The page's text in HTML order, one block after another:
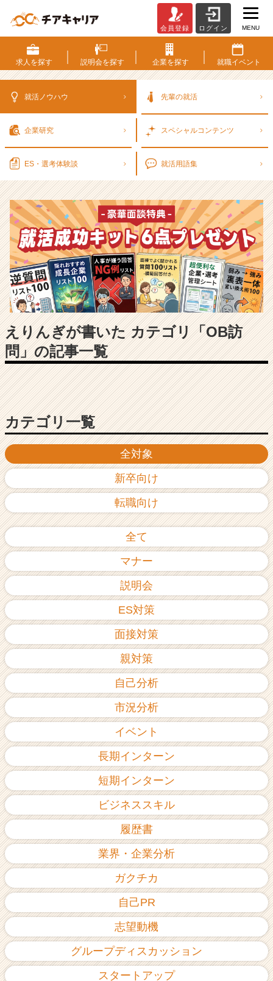
考
対
策・
ウ
ベ
ン
チ
ャ
ー・
成
長
企
業
か
ら
ス
カ
ウ
活
イ
チ
リ
（C
e
r
a
e
r）
会員登録 ログイン MENU
求人を探す 説明会を探す 企業を探す 就職イベント
就活ノウハウ 先輩の就活
企業研究 スペシャルコンテンツ
ES・選考体験談 就活用語集
えりんぎが書いた カテゴリ「OB訪
問」の記事一覧
全対象
新卒向け
転職向け
全て
マナー
説明会
ES対策
面接対策
親対策
自己分析
市況分析
イベント
長期インターン
短期インターン
ビジネススキル
履歴書
業界・企業分析
ガクチカ
自己PR
志望動機
グループディスカッション
スタートアップ
カテゴリ一覧